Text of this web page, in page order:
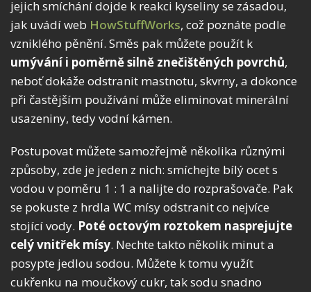
jejich smíchání dojde k reakci kyseliny se zásadou,
jak uvádí web HowStuffWorks, což poznáte podle
vzniklého pěnění. Směs pak můžete použít k
umývání i poměrně silně znečištěných povrchů,
neboť dokáže odstranit mastnotu, skvrny, a dokonce
při častějším používání může eliminovat minerální
usazeniny, tedy vodní kámen.
Postupovat můžete samozřejmě několika různými
způsoby, zde je jeden z nich: smíchejte bílý ocet s
vodou v poměru 1 : 1 a nalijte do rozprašovače. Pak
se pokuste z hrdla WC mísy odstranit co nejvíce
stojící vody. Poté octovým roztokem nasprejujte
celý vnitřek mísy. Nechte takto několik minut a
posypte jedlou sodou. Můžete k tomu využít
cukřenku na moučkový cukr, tak sodu snadno